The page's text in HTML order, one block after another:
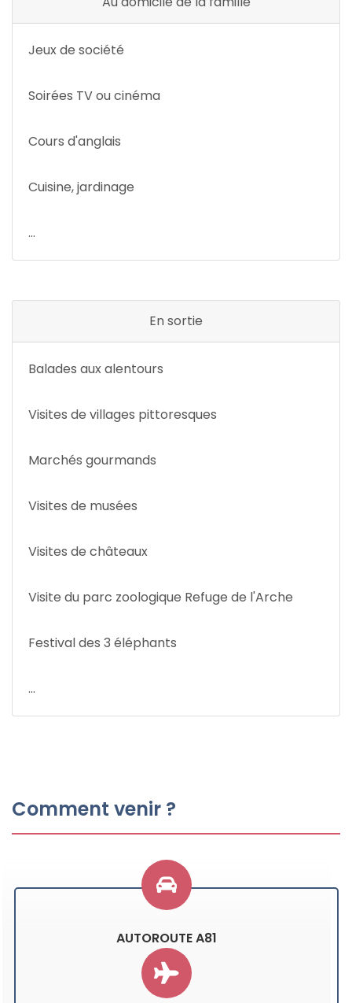
Jeux de société
Soirées TV ou cinéma
Cours d'anglais
Cuisine, jardinage
...
En sortie
Balades aux alentours
Visites de villages pittoresques
Marchés gourmands
Visites de musées
Visites de châteaux
Visite du parc zoologique Refuge de l'Arche
Festival des 3 éléphants
...
Comment venir ?
AUTOROUTE A81